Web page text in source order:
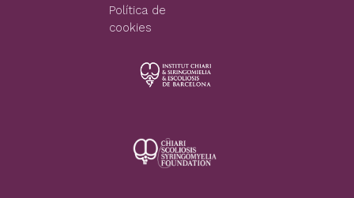
Política de
cookies